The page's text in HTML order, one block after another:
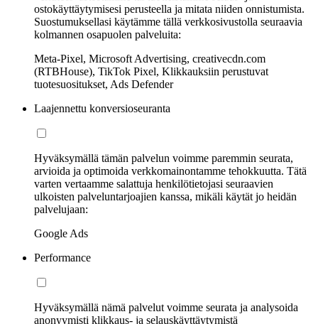
ostokäyttäytymisesi perusteella ja mitata niiden onnistumista.
Suostumuksellasi käytämme tällä verkkosivustolla seuraavia
kolmannen osapuolen palveluita:
Meta-Pixel, Microsoft Advertising, creativecdn.com
(RTBHouse), TikTok Pixel, Klikkauksiin perustuvat
tuotesuositukset, Ads Defender
Laajennettu konversioseuranta
Hyväksymällä tämän palvelun voimme paremmin seurata,
arvioida ja optimoida verkkomainontamme tehokkuutta. Tätä
varten vertaamme salattuja henkilötietojasi seuraavien
ulkoisten palveluntarjoajien kanssa, mikäli käytät jo heidän
palvelujaan:
Google Ads
Performance
Hyväksymällä nämä palvelut voimme seurata ja analysoida
anonyymisti klikkaus- ja selauskäyttäytymistä